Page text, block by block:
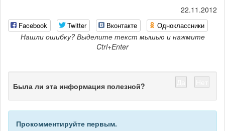
22.11.2012
Facebook Twitter Вконтакте Одноклассники
Нашли ошибку? Выделите текст мышью и нажмите
Ctrl+Enter
Была ли эта информация полезной?
Прокомментируйте первым.